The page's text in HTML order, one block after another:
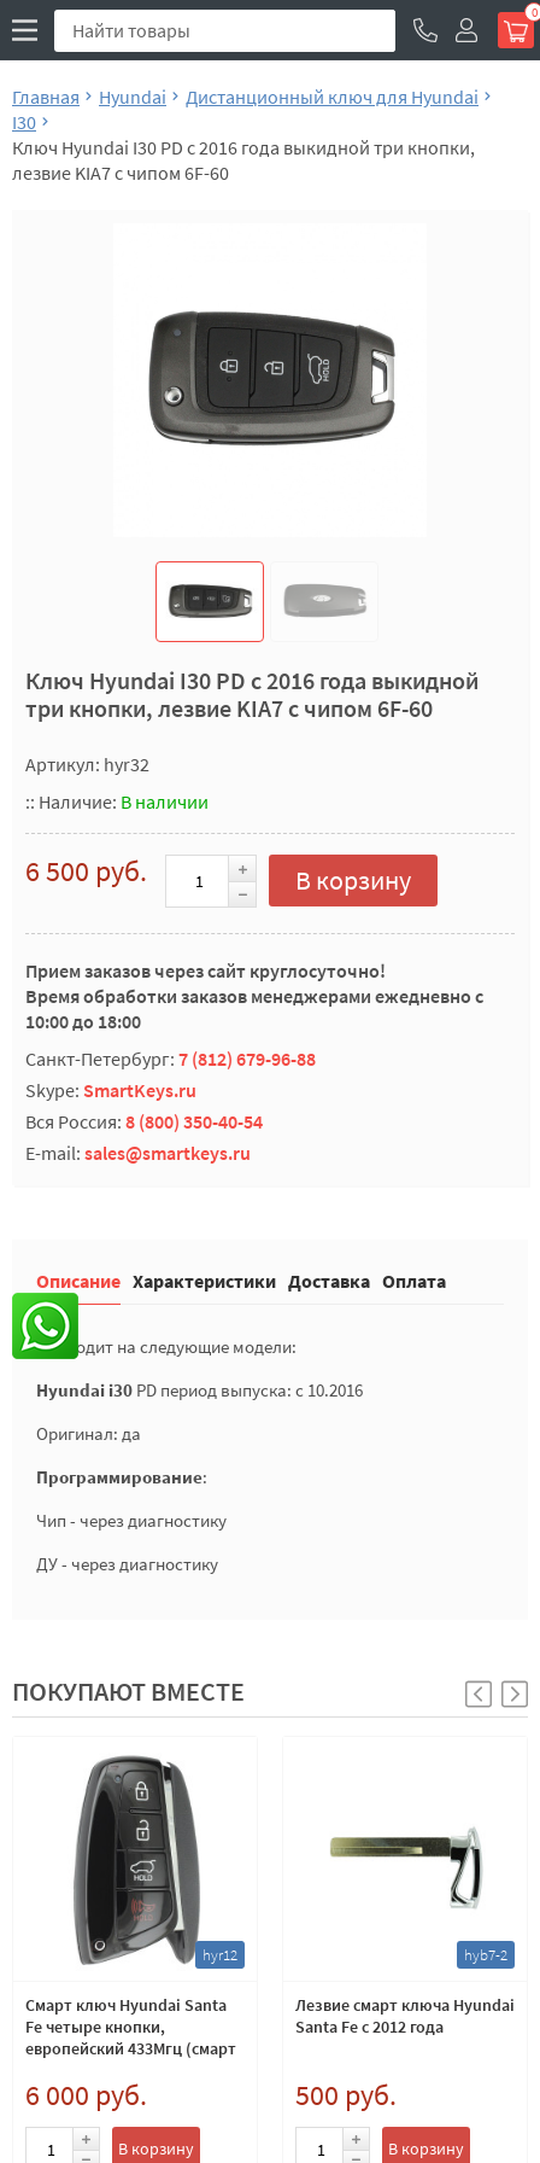
0
Главная Hyundai
Дистанционный ключ для Hyundai
I30
Ключ Hyundai I30 PD с 2016 года выкидной три кнопки,
лезвие KIA7 с чипом 6F-60
Ключ Hyundai I30 PD с 2016 года выкидной
три кнопки, лезвие KIA7 с чипом 6F-60
Артикул: hyr32
:: Наличие: В наличии
6 500 руб. В корзину
Прием заказов через сайт круглосуточно!
Время обработки заказов менеджерами ежедневно с
10:00 до 18:00
Санкт-Петербург: 7 (812) 679-96-88
Skype: SmartKeys.ru
Вся Россия: 8 (800) 350-40-54
E-mail: sales@smartkeys.ru
Описание Характеристики Доставка Оплата
Подходит на следующие модели:
Hyundai i30 PD период выпуска: с 10.2016
Оригинал: да
Программирование:
Чип - через диагностику
ДУ - через диагностику
ПОКУПАЮТ ВМЕСТЕ
hyr12
Смарт ключ Hyundai Santa
Fe четыре кнопки,
европейский 433Мгц (смарт
6 000 руб.
В корзину
hyb7-2
Лезвие смарт ключа Hyundai
Santa Fe с 2012 года
500 руб.
В корзину